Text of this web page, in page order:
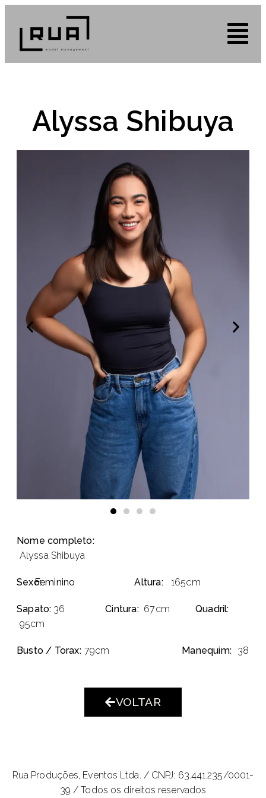
Alyssa Shibuya
Nome completo:
Alyssa Shibuya
Sexo:Feminino Altura: 165cm
Sapato: 36 Cintura: 67cm
Quadril:
95cm
Busto / Torax: 79cm Manequim: 38
VOLTAR
Rua Produções, Eventos Ltda. / CNPJ: 63.441.235/0001-
39 / Todos os direitos reservados